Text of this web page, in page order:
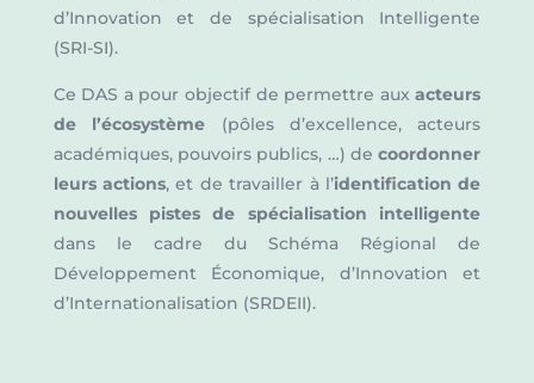
d’Innovation et de spécialisation Intelligente
(SRI-SI).
Ce DAS a pour objectif de permettre auxacteurs
de l’écosystème (pôles d’excellence, acteurs
académiques, pouvoirs publics, …) decoordonner
leurs actions, et de travailler à l’identification de
nouvelles pistes de spécialisation intelligente
dans le cadre du Schéma Régional de
Développement Économique, d’Innovation et
d’Internationalisation (SRDEII).